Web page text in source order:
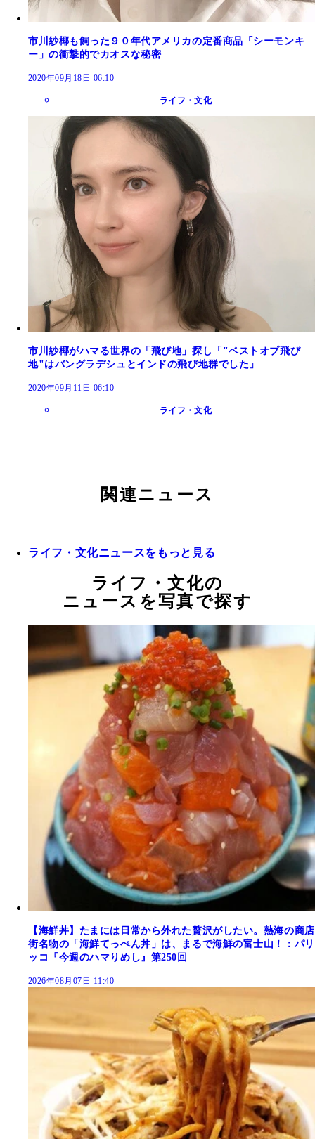
市川紗椰も飼った９０年代アメリカの定番商品「シーモンキ
ー」の衝撃的でカオスな秘密
2020年09月18日 06:10
ライフ・文化
市川紗椰がハマる世界の「飛び地」探し「"ベストオブ飛び
地"はバングラデシュとインドの飛び地群でした」
2020年09月11日 06:10
ライフ・文化
関連ニュース
ライフ・文化ニュースをもっと見る
ライフ・文化の
ニュースを写真で探す
【海鮮丼】たまには日常から外れた贅沢がしたい。熱海の商店
街名物の「海鮮てっぺん丼」は、まるで海鮮の富士山！：パリ
ッコ『今週のハマりめし』第250回
2026年08月07日 11:40